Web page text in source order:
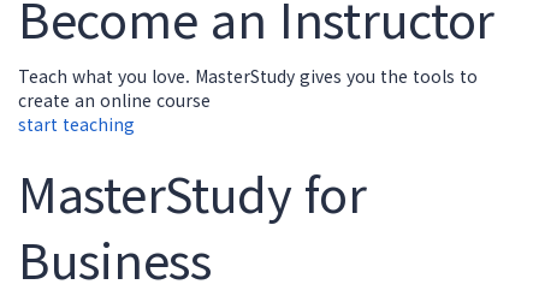
Become an Instructor
Teach what you love. MasterStudy gives you the tools to
create an online course
start teaching
MasterStudy for
Business